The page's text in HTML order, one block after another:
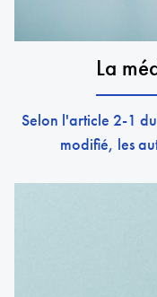
La
Selon l'article 2-1
modifié, les